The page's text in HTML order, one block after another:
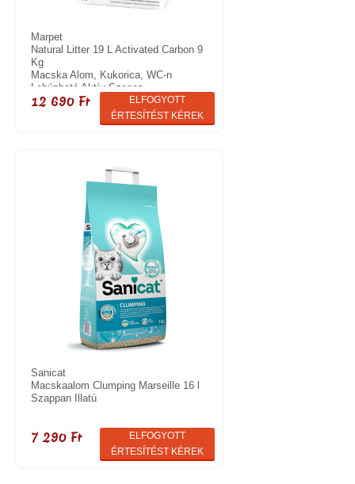
Marpet
Natural Litter 19 L Activated Carbon 9
Kg
Macska Alom, Kukorica, WC-n
Lehúzható Aktív Szenes
ELFOGYOTT
ÉRTESÍTÉST KÉREK
12 690 Ft
Sanicat
Macskaalom Clumping Marseille 16 l
Szappan Illatú
ELFOGYOTT
ÉRTESÍTÉST KÉREK
7 290 Ft